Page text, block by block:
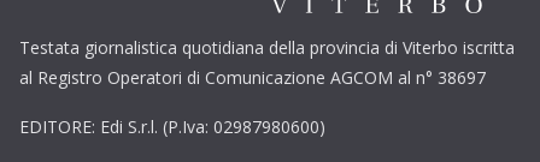
Testata giornalistica quotidiana della provincia di Viterbo iscritta
al Registro Operatori di Comunicazione AGCOM al n° 38697
EDITORE: Edi S.r.l. (P.Iva: 02987980600)